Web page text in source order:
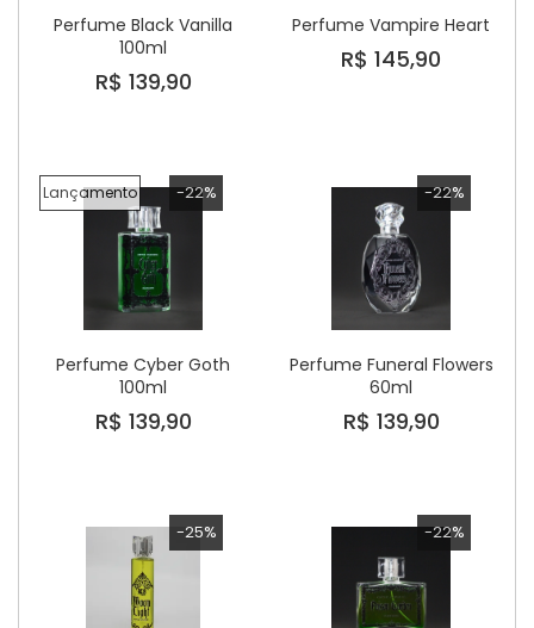
Perfume Black Vanilla
100ml
R$ 139,90
Perfume Vampire Heart
R$ 145,90
Lançamento -22%
Perfume Cyber Goth
100ml
R$ 139,90
-22%
Perfume Funeral Flowers
60ml
R$ 139,90
-25% -22%